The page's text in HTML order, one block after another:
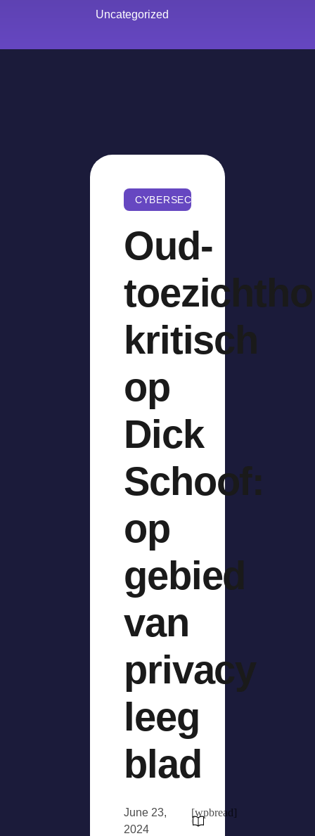
Uncategorized
CYBERSECURITY
Oud-
kritisch
op
Dick
Schoof:
op
gebied
van
privacy
leeg
blad
June 23,
2024
[wpbread]